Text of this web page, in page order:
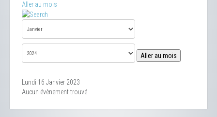
Aller au mois
Aller au mois
Lundi 16 Janvier 2023
Aucun évènement trouvé